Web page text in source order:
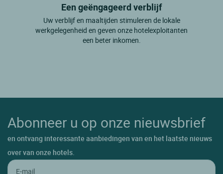
Een geëngageerd verblijf
Uw verblijf en maaltijden stimuleren de lokale
werkgelegenheid en geven onze hotelexploitanten
een beter inkomen.
Abonneer u op onze nieuwsbrief
en ontvang interessante aanbiedingen van en het laatste nieuws
over van onze hotels.